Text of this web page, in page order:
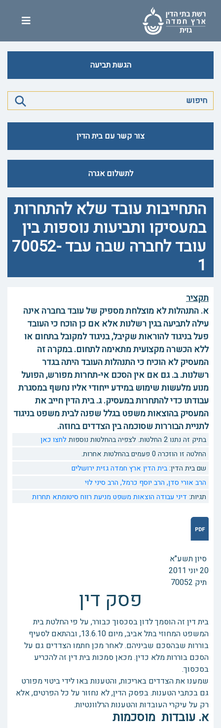
הגשת תביעה
צור קשר עם בית הדין
לתשלום אגרה
התחייבות עובד שלא להתחרות
במעסיקו ותביעות נוספות בין
עובד לחברה שבה עבד 70052-
1
תקציר
א. התנהלות לא מוצלחת מספיק של עובד בחברה אינה
עילה לתביעה בגין רשלנות אלא אם כן הוכח כי העובד
פעל בניגוד להוראות שקיבל, בניגוד למקובל בתחום או
ללא הכשרה מקצועית מתאימה לתחום. במקרה זה
המעסיק לא הוכיח כי התנהלות העובד היתה בגדר
רשלנות. ב. גם אם אין הסכם אי-תחרות מפורש, הפועל
מנוע מלעשות שימוש במידע ייחודי אליו נחשף במסגרת
עבודתו כדי להתחרות במעסיק. ג. בית הדין חייב את
המעסיק בהוצאות משפט בגלל שפנה לבית משפט בניגוד
לתניית הבוררות שסוכמה בין הצדדים בחוזה.
בתיק זה נתנו 2 החלטות. לצפיה בהחלטות נוספות
לחצו כאן
החלטה זו הוזכרה 0 פעמים בהחלטות אחרות.
שם בית הדין:בית הדין ארץ חמדה גזית ירושלים
הרב אורי סדן, הרב יוסף כרמל, הרב סיני לוי
תגיות: דיני עבודה הוצאות משפט מניעת רווח סיטומתא תחרות
סיון תשע"א
תיק 70052
פסק דין
בית דין זה הוסמך לדון בסכסוך כבורר, על פי החלטת בית
המשפט המחוזי בתל אביב, מיום 13.6.10, ובהתאם לסעיף
בוררות שבהסכם שביניהם. לאחר מכן חתמו הצדדים גם על
הסכם בוררות מלא כדין. מכאן סמכות בית דין זה להכריע
בסכסוך.
שמענו את הצדדים באריכות, והטענות באו לידי ביטוי מפורט
גם בכתבי הטענות. בפסק הדין, לא נחזור על כל הפרטים, אלא
רק על עיקרי העובדות והטענות הרלוונטיות.
א. עובדות מוסכמות